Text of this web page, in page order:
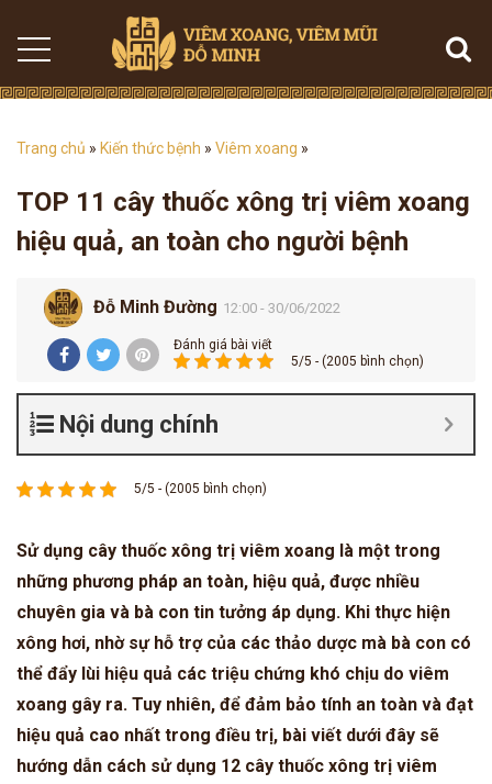
Trang chủ » Kiến thức bệnh » Viêm xoang »
TOP 11 cây thuốc xông trị viêm xoang
hiệu quả, an toàn cho người bệnh
Đỗ Minh Đường 12:00 - 30/06/2022
Đánh giá bài viết
5/5 - (2005 bình chọn)
Nội dung chính
5/5 - (2005 bình chọn)
Sử dụng cây thuốc xông trị viêm xoang là một trong
những phương pháp an toàn, hiệu quả, được nhiều
chuyên gia và bà con tin tưởng áp dụng. Khi thực hiện
xông hơi, nhờ sự hỗ trợ của các thảo dược mà bà con có
thể đẩy lùi hiệu quả các triệu chứng khó chịu do viêm
xoang gây ra. Tuy nhiên, để đảm bảo tính an toàn và đạt
hiệu quả cao nhất trong điều trị, bài viết dưới đây sẽ
hướng dẫn cách sử dụng 12 cây thuốc xông trị viêm